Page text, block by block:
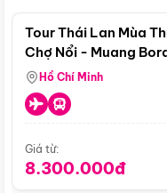
Tour Thái Lan Mùa
Chợ Nổi - Muang
Airlines)
Hồ Chí Minh
Giá từ:
8.300.000đ